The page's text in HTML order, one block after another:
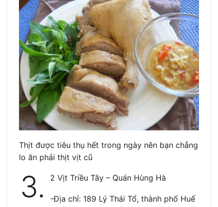
Thịt được tiêu thụ hết trong ngày nên bạn chẳng
lo ăn phải thịt vịt cũ
3. 2 Vịt Triều Tây – Quán Hùng Hà
-Địa chỉ: 189 Lý Thái Tổ, thành phố Huế